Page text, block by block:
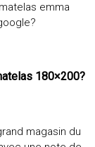
emma
180×200?
magasin du